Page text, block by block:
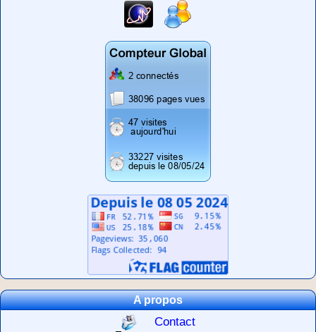
A propos
Contact